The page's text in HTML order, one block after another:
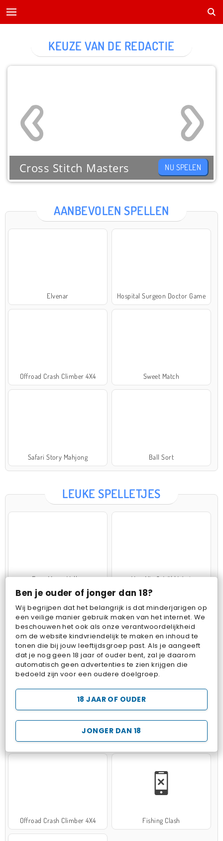
Ben je ouder of jonger dan 18?
Wij begrijpen dat het belangrijk is dat minderjarigen op
een veilige manier gebruik maken van het internet. We
beschouwen het ook als onze verantwoordelijkheid
om de website kindvriendelijk te maken en inhoud te
tonen die bij jouw leeftijdsgroep past. Als je aangeeft
dat je nog geen 18 jaar of ouder bent, zal je daarom
automatisch geen advertenties te zien krijgen die
bedoeld zijn voor een oudere doelgroep.
JONGER DAN 18
18 JAAR OF OUDER
AANBEVOLEN SPELLEN
Elvenar Hospital Surgeon Doctor Game
Offroad Crash Climber 4X4 Sweet Match
Safari Story Mahjong Ball Sort
KEUZE VAN DE REDACTIE
Cross Stitch Masters NU SPELEN
LEUKE SPELLETJES
Farm Merge Valley VegaMix 2: Wild West
Pop Fruit Bubbits
Hospital Surgeon Doctor Game Potion Sort
Offroad Crash Climber 4X4 Fishing Clash